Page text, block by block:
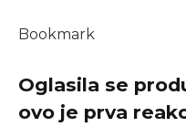
Bookmark
Oglasila se
ovo je prva